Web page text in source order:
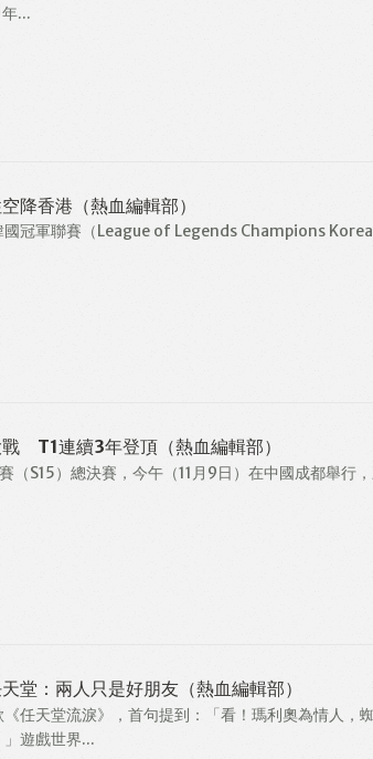
...
降香港（熱血編輯部）
國冠軍聯賽（League of Legends Champions
T1連續3年登頂（熱血編輯部）
（S15）總決賽，今午（11月9日）在中國成都舉行
：兩人只是好朋友（熱血編輯部）
任天堂流淚》，首句提到：「看！瑪利奧為情人，
遊戲世界...